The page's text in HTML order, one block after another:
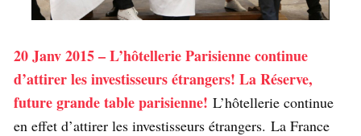
20 Janv 2015 – L’hôtellerie Parisienne continue
d’attirer les investisseurs étrangers! La Réserve,
future grande table parisienne! L’hôtellerie continue
en effet d’attirer les investisseurs étrangers. La France